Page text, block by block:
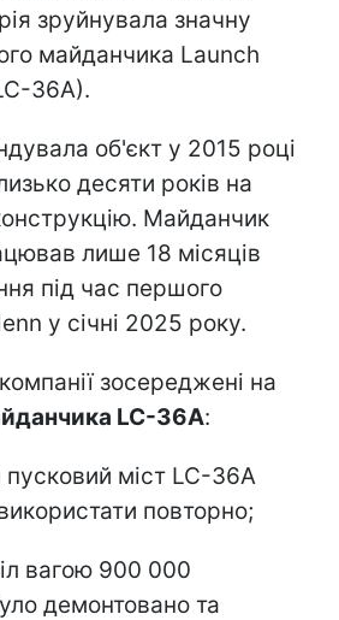
зруйнувала значну
майданчика Launch
36A).
об'єкт у 2015 році
десяти років на
Майданчик
лише 18 місяців
під час першого
у січні 2025 року.
зосереджені на
LC-36A:
міст LC-36A
повторно;
вагою 900 000
демонтовано та